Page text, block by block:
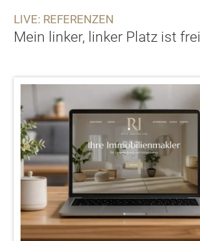
LIVE: REFERENZEN
Mein linker, linker Platz ist frei